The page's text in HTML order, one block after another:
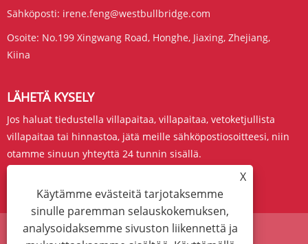
Sähköposti: irene.feng@westbullbridge.com
Osoite: No.199 Xingwang Road, Honghe, Jiaxing, Zhejiang,
Kiina
LÄHETÄ KYSELY
Jos haluat tiedustella villapaitaa, villapaitaa, vetoketjullista
villapaitaa tai hinnastoa, jätä meille sähköpostiosoitteesi, niin
otamme sinuun yhteyttä 24 tunnin sisällä.
X
Käytämme evästeitä tarjotaksemme
sinulle paremman selauskokemuksen,
analysoidaksemme sivuston liikennettä ja